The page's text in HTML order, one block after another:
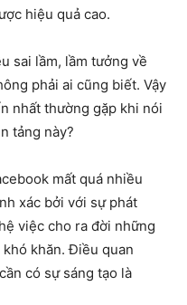
hiệu quả cao.
sai lầm, lầm tưởng về
phải ai cũng biết. Vậy
nhất thường gặp khi nói
tảng này?
mất quá nhiều
xác bởi với sự phát
việc cho ra đời những
khăn. Điều quan
có sự sáng tạo là